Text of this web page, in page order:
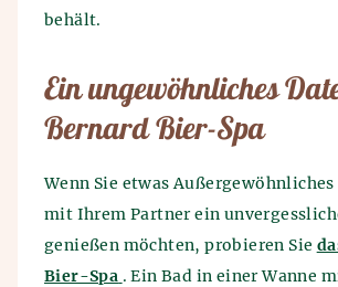
behält.
Ein ungewöhnliches
Bernard Bier-Spa
Wenn Sie etwas
mit Ihrem Partner ein
genießen möchten, probieren Sie
Bier-Spa . Ein Bad in einer Wanne